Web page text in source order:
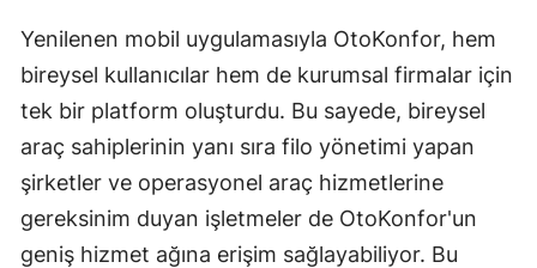
Yalova
Karabük
Kilis
Osmaniye
Düzce
Yenilenen mobil uygulamasıyla OtoKonfor, hem
bireysel kullanıcılar hem de kurumsal firmalar için
tek bir platform oluşturdu. Bu sayede, bireysel
araç sahiplerinin yanı sıra filo yönetimi yapan
şirketler ve operasyonel araç hizmetlerine
gereksinim duyan işletmeler de OtoKonfor'un
geniş hizmet ağına erişim sağlayabiliyor. Bu